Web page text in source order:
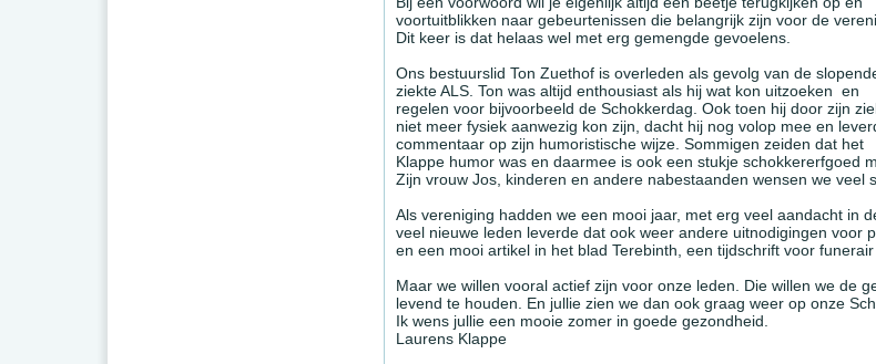
voortuitblikken naar gebeurtenissen die belangrijk zijn voor de
Dit keer is dat helaas wel met erg gemengde gevoelens.
Ons bestuurslid Ton Zuethof is overleden als gevolg van de
ziekte ALS. Ton was altijd enthousiast als hij wat kon uitzoeken en
regelen voor bijvoorbeeld de Schokkerdag. Ook toen hij door zijn
niet meer fysiek aanwezig kon zijn, dacht hij nog volop mee en
commentaar op zijn humoristische wijze. Sommigen zeiden dat het
Klappe humor was en daarmee is ook een stukje schokkererfgoed
Zijn vrouw Jos, kinderen en andere nabestaanden wensen we veel
Als vereniging hadden we een mooi jaar, met erg veel aandacht in
veel nieuwe leden leverde dat ook weer andere uitnodigingen voor
en een mooi artikel in het blad Terebinth, een tijdschrift voor
Maar we willen vooral actief zijn voor onze leden. Die willen we de
levend te houden. En jullie zien we dan ook graag weer op onze
Ik wens jullie een mooie zomer in goede gezondheid.
Laurens Klappe